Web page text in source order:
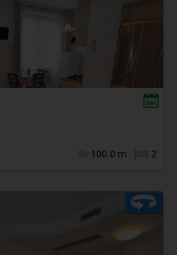
2
100.0 m
nel cuore del paese
centralissimo
climatizzato
con angolo cottura e zona notte
n.2 letti singoli (eventualmente
box doccia. WI-FI
100 dalla spiaggia in sabbia
accesso comodissimo sia alla